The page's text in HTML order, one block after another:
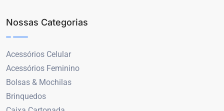
Nossas Categorias
Acessórios Celular
Acessórios Feminino
Bolsas & Mochilas
Brinquedos